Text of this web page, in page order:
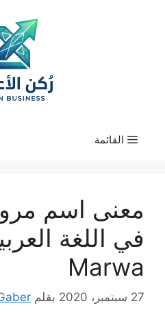
القائمة
معنى اسم
في اللغة
Marwa
27 سبتمبر، 2020 بقلم